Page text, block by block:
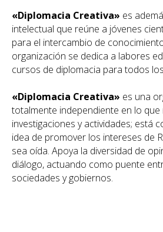
«Diplomacia Creativa» es
intelectual que reúne a jóvenes
para el intercambio de
organización se dedica a labores
cursos de diplomacia para todos
«Diplomacia Creativa» es una
totalmente independiente en lo
investigaciones y actividades; está
idea de promover los intereses de
sea oída. Apoya la diversidad de
diálogo, actuando como puente
sociedades y gobiernos.